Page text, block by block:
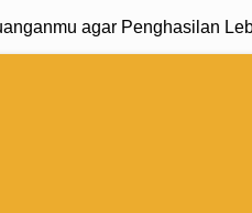
agar Penghasilan Lebih